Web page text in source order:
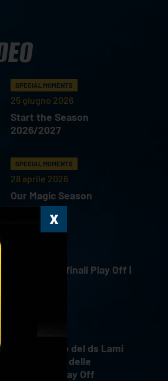
SPECIAL MOMENTS
25 giugno 2026
Start the Season
2026/2027
SPECIAL MOMENTS
28 aprile 2026
Our Magic Season
Gara 4 Semifinali Play Off |
Il commento del ds Lami
dopo Gara 4 delle
Semifinali Play Off